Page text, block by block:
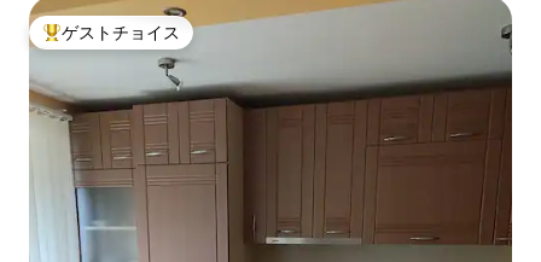
大好評のゲストチョイスです。
ゲストチョイス